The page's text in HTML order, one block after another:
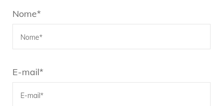
Nome*
E-mail*